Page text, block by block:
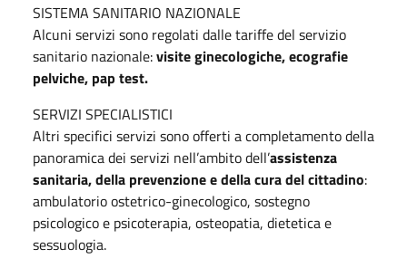
SISTEMA SANITARIO NAZIONALE
Alcuni servizi sono regolati dalle tariffe del servizio
sanitario nazionale:visite ginecologiche, ecografie
pelviche, pap test.
SERVIZI SPECIALISTICI
Altri specifici servizi sono offerti a completamento della
panoramica dei servizi nell’ambito dell’assistenza
sanitaria, della prevenzione e della cura del cittadino:
ambulatorio ostetrico-ginecologico, sostegno
psicologico e psicoterapia, osteopatia, dietetica e
sessuologia.